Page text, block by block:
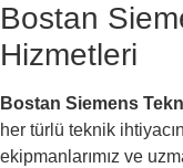
Bostan
Hizmetleri
Bostan Siemens
her türlü teknik
ekipmanlarımız ve